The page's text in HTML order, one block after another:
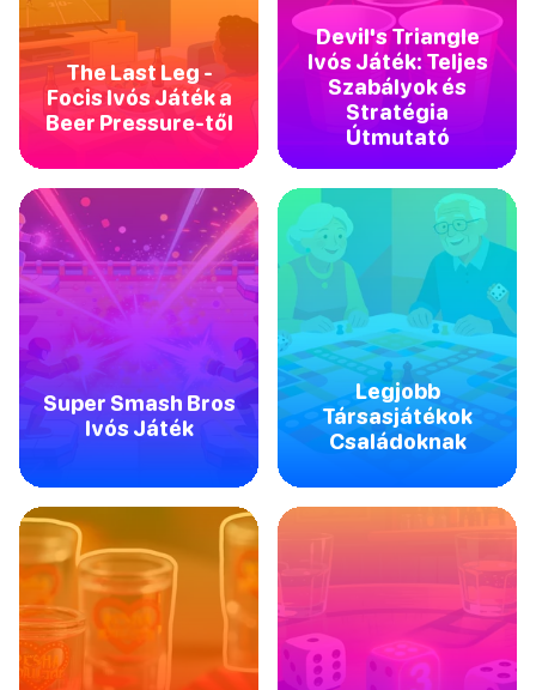
The Last Leg -
Focis Ivós Játék a
Beer Pressure-től
Devil's Triangle
Ivós Játék: Teljes
Szabályok és
Stratégia
Útmutató
Super Smash Bros
Ivós Játék
Legjobb
Társasjátékok
Családoknak